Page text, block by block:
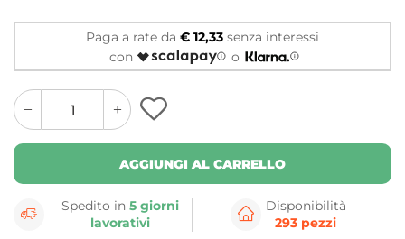
Paga a rate da € 12,33 senza interessi
con
o
quantity
button
quantity
minus
button
AGGIUNGI AL CARRELLO
Spedito in5 giorni
lavorativi
Disponibilità
293 pezzi